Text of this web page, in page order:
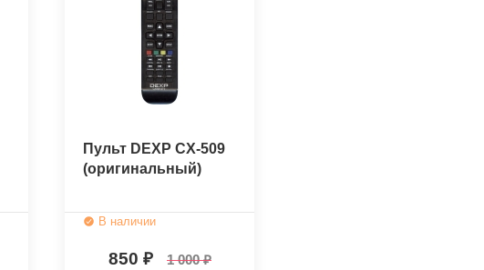
Пульт DEXP CX-509
(оригинальный)
В наличии
850 1 000